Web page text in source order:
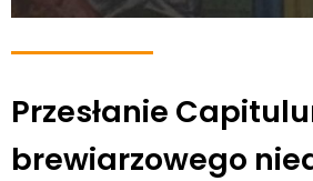
Przesłanie
brewiarzowego